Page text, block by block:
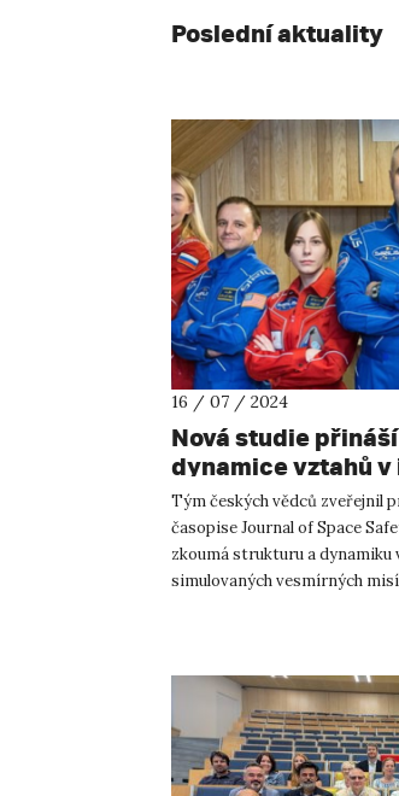
Poslední aktuality
16 / 07 / 2024
Nová studie
dynamice vztahů v
posádkách během
vesmírných misí
Tým českých vědců zveřejnil
časopise Journal of Space
zkoumá strukturu a dynamiku
simulovaných vesmírných